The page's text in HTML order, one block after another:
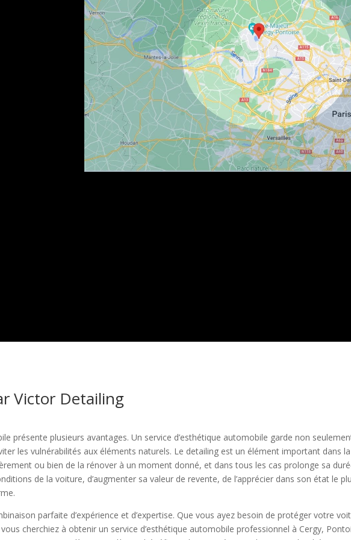
Victor Detailing
présente plusieurs avantages. Un service d’esthétique automobile garde non
les vulnérabilités aux éléments naturels. Le detailing est un élément important dans
ou bien de la rénover à un moment donné, et dans tous les cas prolonge sa
de la voiture, d’augmenter sa valeur de revente, de l’apprécier dans son état le
parfaite d’expérience et d’expertise. Que vous ayez besoin de protéger votre
cherchiez à obtenir un service d’esthétique automobile professionnel à Cergy,